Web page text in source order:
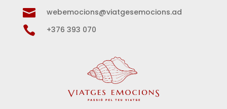
 webemocions@viatgesemocions.ad
 +376 393 070